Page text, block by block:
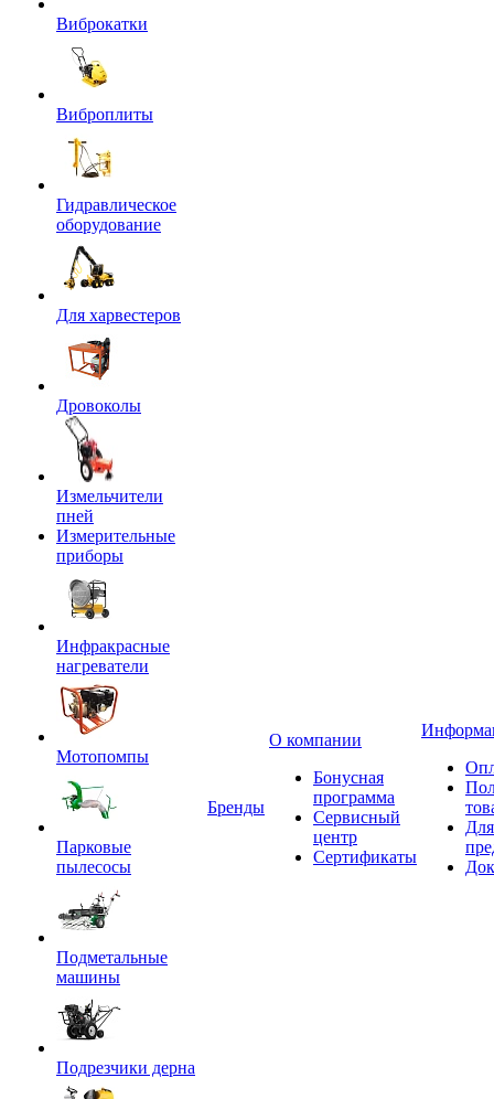
Виброкатки
Виброплиты
Гидравлическое
оборудование
Для харвестеров
Дровоколы
Измельчители
пней
Измерительные
приборы
Инфракрасные
нагреватели
Мотопомпы
Парковые
пылесосы
Подметальные
машины
Подрезчики дерна
Бренды
О компании
Бонусная
программа
Сервисный
центр
Сертификаты
Для